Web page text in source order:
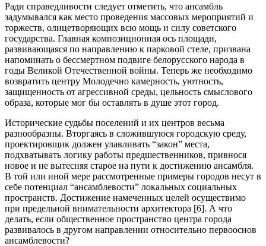
Ради справедливости следует отметить, что ансамбль
задумывался как место проведения массовых мероприятий и
торжеств, олицетворяющих всю мощь и силу советского
государства. Главная композиционная ось площади,
развивающаяся по направлению к парковой стеле, призвана
напоминать о бессмертном подвиге белорусского народа в
годы Великой Отечественной войны. Теперь же необходимо
возвратить центру Молодечно камерность, уютность,
защищенность от агрессивной среды, цельность смыслового
образа, которые мог бы оставлять в душе этот город.
Исторические судьбы поселений и их центров весьма
разнообразны. Вторгаясь в сложившуюся городскую среду,
проектировщик должен улавливать “закон” места,
подхватывать логику работы предшественников, привнося
новое и не вытесняя старое на пути к достижению ансамбля.
В той или иной мере рассмотренные примеры городов несут в
себе потенциал “ансамблевости” локальных социальных
пространств. Достижение намеченных целей осуществимо
при предельной внимательности архитектора [6]. А что
делать, если общественное пространство центра города
развивалось в другом направлении относительно первооснов
ансамблевости?